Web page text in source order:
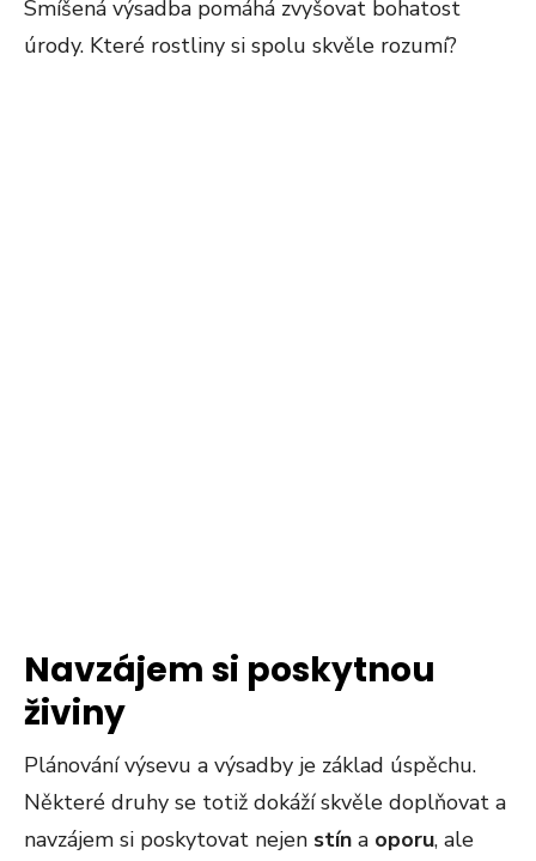
Smíšená výsadba pomáhá zvyšovat bohatost
úrody. Které rostliny si spolu skvěle rozumí?
Navzájem si poskytnou
živiny
Plánování výsevu a výsadby je základ úspěchu.
Některé druhy se totiž dokáží skvěle doplňovat a
navzájem si poskytovat nejen stín a oporu, ale